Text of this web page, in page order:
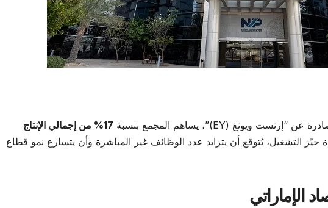
17%
من إجمالي الإنتاج
حيّز التشغيل، يُتوقع أن يتزايد عدد الوظائف غير المباشرة وأن يتسارع نمو قطاع
الإماراتي